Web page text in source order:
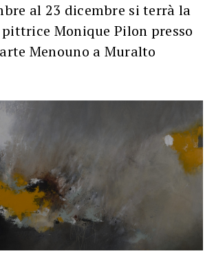
al 23 dicembre si terrà la
Monique Pilon presso
Menouno a Muralto